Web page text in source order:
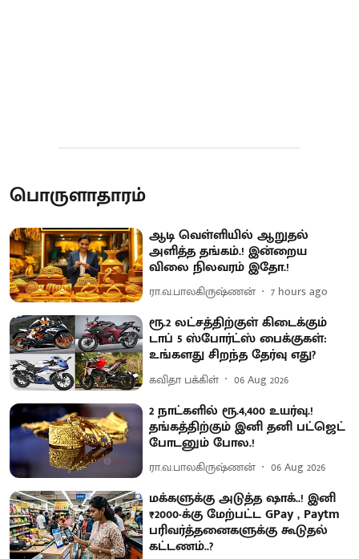
பொருளாதாரம்
ஆடி வெள்ளியில் ஆறுதல்
அளித்த தங்கம்.! இன்றைய
விலை நிலவரம் இதோ.!
ரா.வ.பாலகிருஷ்ணன் 7 hours ago
ரூ.2 லட்சத்திற்குள் கிடைக்கும்
டாப் 5 ஸ்போர்ட்ஸ் பைக்குகள்:
உங்களது சிறந்த தேர்வு எது?
கவிதா பக்கிள் 06 Aug 2026
2 நாட்களில் ரூ.4,400 உயர்வு.!
தங்கத்திற்கும் இனி தனி பட்ஜெட்
போடனும் போல.!
ரா.வ.பாலகிருஷ்ணன் 06 Aug 2026
மக்களுக்கு அடுத்த ஷாக்..! இனி
₹2000-க்கு மேற்பட்ட GPay , Paytm
பரிவர்த்தனைகளுக்கு கூடுதல்
கட்டணம்..?